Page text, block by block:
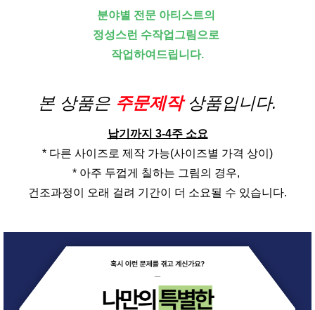
분야별 전문 아티스트의
정성스런 수작업그림으로
작업하여드립니다.
본 상품은 주문제작 상품입니다.
납기까지 3-4주 소요
* 다른 사이즈로 제작 가능(사이즈별 가격 상이)
* 아주 두껍게 칠하는 그림의 경우,
건조과정이 오래 걸려 기간이 더 소요될 수 있습니다.